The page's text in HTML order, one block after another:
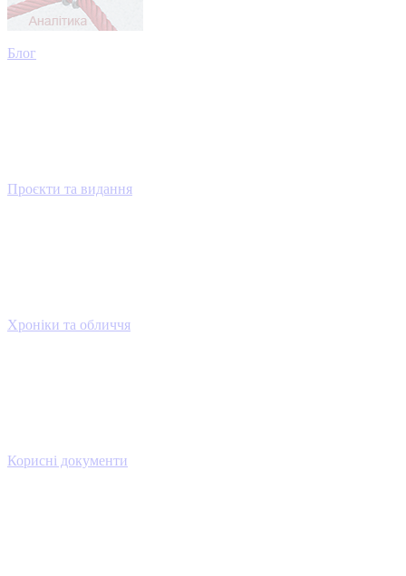
Блог
Проєкти та видання
Хроніки та обличчя
Корисні документи